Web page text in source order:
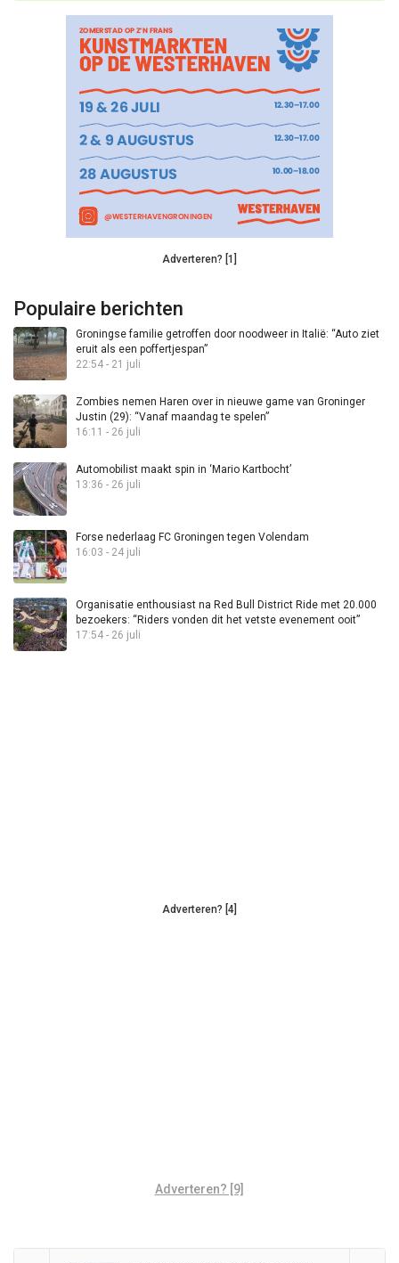
Adverteren? [1]
Populaire berichten
Groningse familie getroffen door noodweer in Italië: “Auto ziet
eruit als een poffertjespan”
22:54 - 21 juli
Zombies nemen Haren over in nieuwe game van Groninger
Justin (29): “Vanaf maandag te spelen”
16:11 - 26 juli
Automobilist maakt spin in ‘Mario Kartbocht’
13:36 - 26 juli
Forse nederlaag FC Groningen tegen Volendam
16:03 - 24 juli
Organisatie enthousiast na Red Bull District Ride met 20.000
bezoekers: “Riders vonden dit het vetste evenement ooit”
17:54 - 26 juli
Adverteren? [4]
Adverteren? [9]